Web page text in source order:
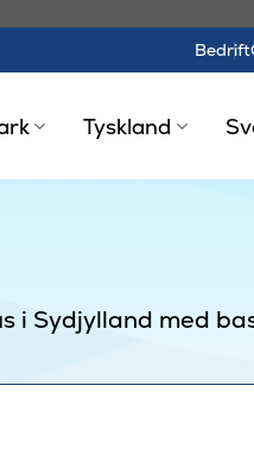
Bedrift
Tyskland
Sydjylland med